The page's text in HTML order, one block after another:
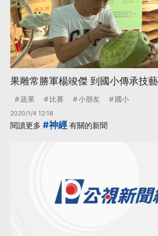
果雕常勝軍楊竣傑 到國小傳承技藝
蔬果 比賽 小朋友 國小
2020/1/4 12:18
閱讀更多 #神經 有關的新聞